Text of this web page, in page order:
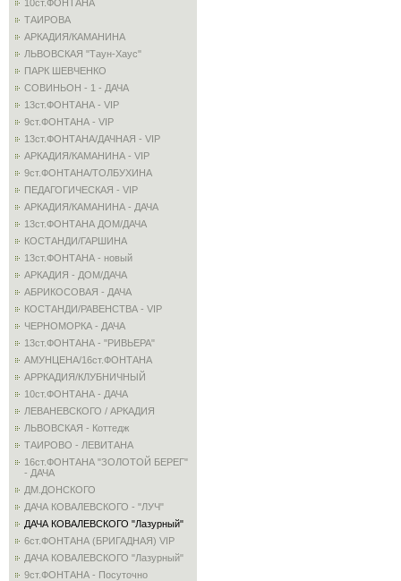
10ст.ФОНТАНА
ТАИРОВА
АРКАДИЯ/КАМАНИНА
ЛЬВОВСКАЯ "Таун-Хаус"
ПАРК ШЕВЧЕНКО
СОВИНЬОН - 1 - ДАЧА
13ст.ФОНТАНА - VIP
9ст.ФОНТАНА - VIP
13ст.ФОНТАНА/ДАЧНАЯ - VIP
АРКАДИЯ/КАМАНИНА - VIP
9ст.ФОНТАНА/ТОЛБУХИНА
ПЕДАГОГИЧЕСКАЯ - VIP
АРКАДИЯ/КАМАНИНА - ДАЧА
13ст.ФОНТАНА ДОМ/ДАЧА
КОСТАНДИ/ГАРШИНА
13ст.ФОНТАНА - новый
АРКАДИЯ - ДОМ/ДАЧА
АБРИКОСОВАЯ - ДАЧА
КОСТАНДИ/РАВЕНСТВА - VIP
ЧЕРНОМОРКА - ДАЧА
13ст.ФОНТАНА - "РИВЬЕРА"
АМУНЦЕНА/16ст.ФОНТАНА
АРРКАДИЯ/КЛУБНИЧНЫЙ
10ст.ФОНТАНА - ДАЧА
ЛЕВАНЕВСКОГО / АРКАДИЯ
ЛЬВОВСКАЯ - Коттедж
ТАИРОВО - ЛЕВИТАНА
16ст.ФОНТАНА "ЗОЛОТОЙ БЕРЕГ"
- ДАЧА
ДМ.ДОНСКОГО
ДАЧА КОВАЛЕВСКОГО - "ЛУЧ"
ДАЧА КОВАЛЕВСКОГО "Лазурный"
6ст.ФОНТАНА (БРИГАДНАЯ) VIP
ДАЧА КОВАЛЕВСКОГО "Лазурный"
9ст.ФОНТАНА - Посуточно